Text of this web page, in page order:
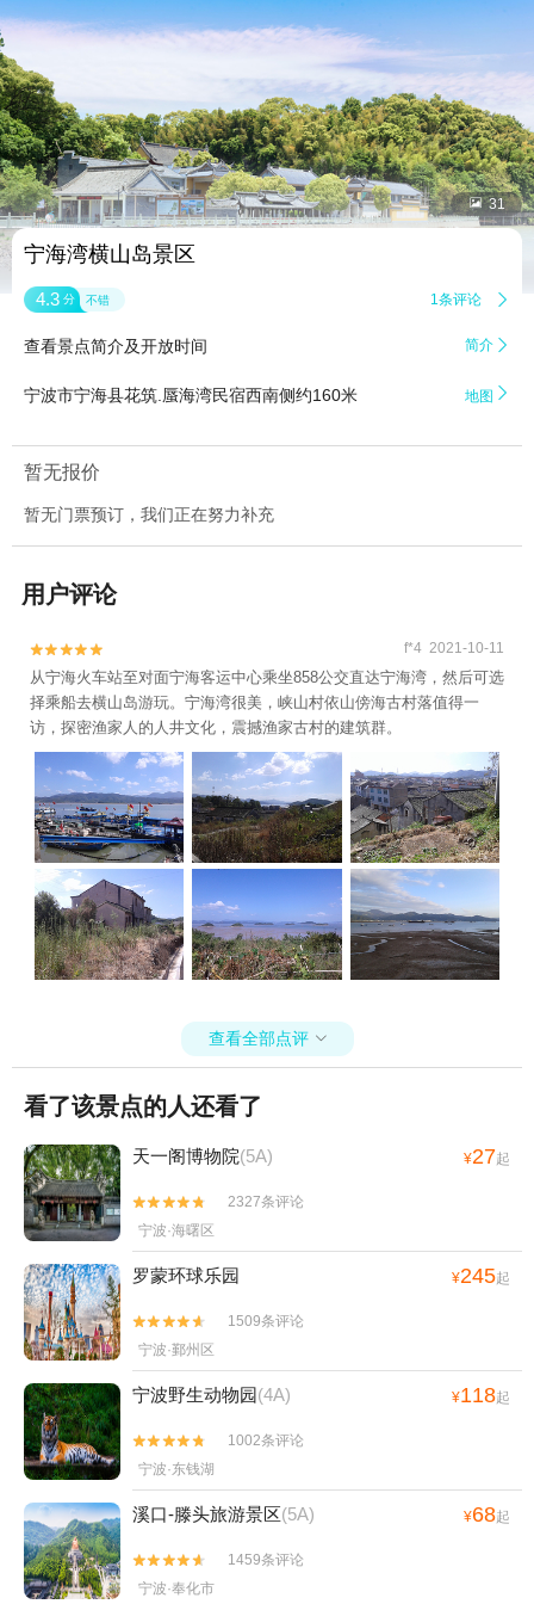
 31
宁海湾横山岛景区
4.3 分 不错 1条评论 
查看景点简介及开放时间 简介 
宁波市宁海县花筑.蜃海湾民宿西南侧约160米 地图 
暂无报价
暂无门票预订，我们正在努力补充
用户评论

 f*4 2021-10-11
从宁海火车站至对面宁海客运中心乘坐858公交直达宁海湾，然后可选
择乘船去横山岛游玩。宁海湾很美，峡山村依山傍海古村落值得一
访，探密渔家人的人井文化，震撼渔家古村的建筑群。
查看全部点评 
看了该景点的人还看了
天一阁博物院(5A) ¥27起


2327条评论
宁波·海曙区
罗蒙环球乐园 ¥245起


1509条评论
宁波·鄞州区
宁波野生动物园(4A) ¥118起


1002条评论
宁波·东钱湖
溪口-滕头旅游景区(5A) ¥68起


1459条评论
宁波·奉化市
